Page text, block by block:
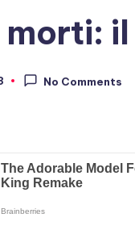
morti:
No Comments